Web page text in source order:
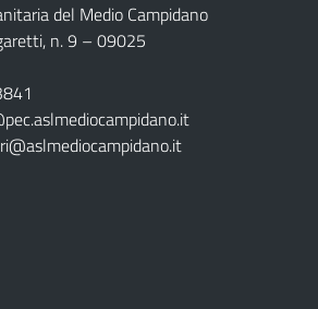
del Medio Campidano
n. 9 – 09025